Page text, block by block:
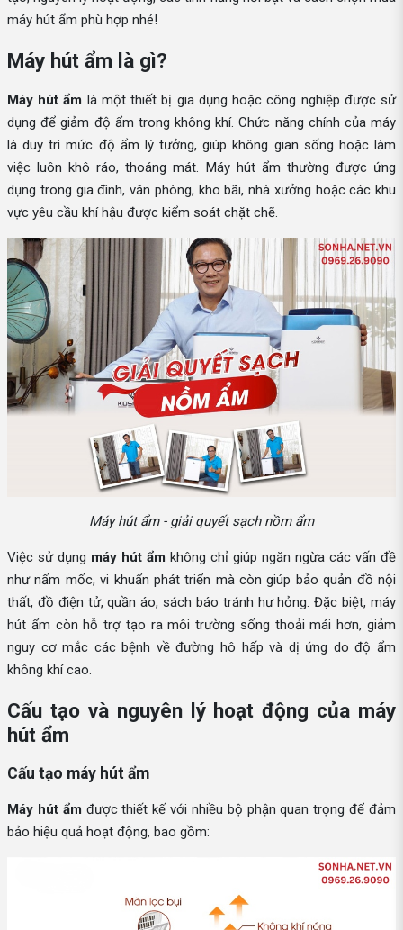
máy hút ẩm phù hợp nhé!
Máy hút ẩm là gì?
Máy hút ẩm là một thiết bị gia dụng hoặc công nghiệp được sử
dụng để giảm độ ẩm trong không khí. Chức năng chính của máy
là duy trì mức độ ẩm lý tưởng, giúp không gian sống hoặc làm
việc luôn khô ráo, thoáng mát. Máy hút ẩm thường được ứng
dụng trong gia đình, văn phòng, kho bãi, nhà xưởng hoặc các khu
vực yêu cầu khí hậu được kiểm soát chặt chẽ.
Máy hút ẩm - giải quyết sạch nồm ẩm
Việc sử dụng máy hút ẩm không chỉ giúp ngăn ngừa các vấn đề
như nấm mốc, vi khuẩn phát triển mà còn giúp bảo quản đồ nội
thất, đồ điện tử, quần áo, sách báo tránh hư hỏng. Đặc biệt, máy
hút ẩm còn hỗ trợ tạo ra môi trường sống thoải mái hơn, giảm
nguy cơ mắc các bệnh về đường hô hấp và dị ứng do độ ẩm
không khí cao.
Cấu tạo và nguyên lý hoạt động của máy
hút ẩm
Cấu tạo máy hút ẩm
Máy hút ẩmđược thiết kế với nhiều bộ phận quan trọng để đảm
bảo hiệu quả hoạt động, bao gồm: